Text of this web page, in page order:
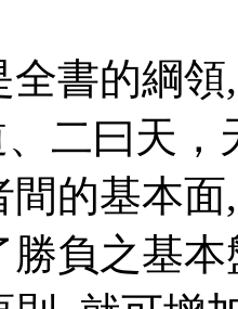
全書的綱
二曰天
間的基本
勝負之基